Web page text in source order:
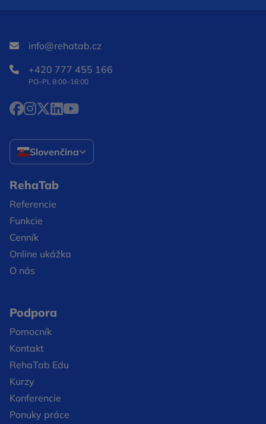
info@rehatab.cz
+420 777 455 166
PO–PI, 8:00–16:00
Facebook Otvorí sa v novom okne
Instagram Otvorí sa v novom okne
X Otvorí sa v novom okne
LinkedIn Otvorí sa v novom okne
YouTube Otvorí sa v novom okne
Slovenčina
RehaTab
Referencie
Funkcie
Cenník
Online ukážka
O nás
Podpora
Pomocník
Kontakt
RehaTab Edu
Kurzy
Konferencie
Ponuky práce